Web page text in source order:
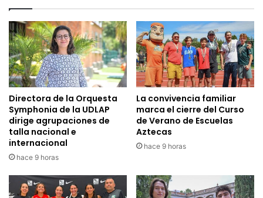
Directora de la Orquesta
Symphonia de la UDLAP
dirige agrupaciones de
talla nacional e
internacional
hace 9 horas
La convivencia familiar
marca el cierre del Curso
de Verano de Escuelas
Aztecas
hace 9 horas